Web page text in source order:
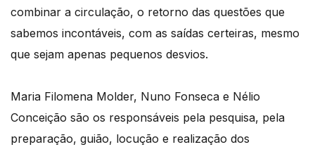
combinar a circulação, o retorno das questões que
sabemos incontáveis, com as saídas certeiras, mesmo
que sejam apenas pequenos desvios.
Maria Filomena Molder, Nuno Fonseca e Nélio
Conceição são os responsáveis pela pesquisa, pela
preparação, guião, locução e realização dos